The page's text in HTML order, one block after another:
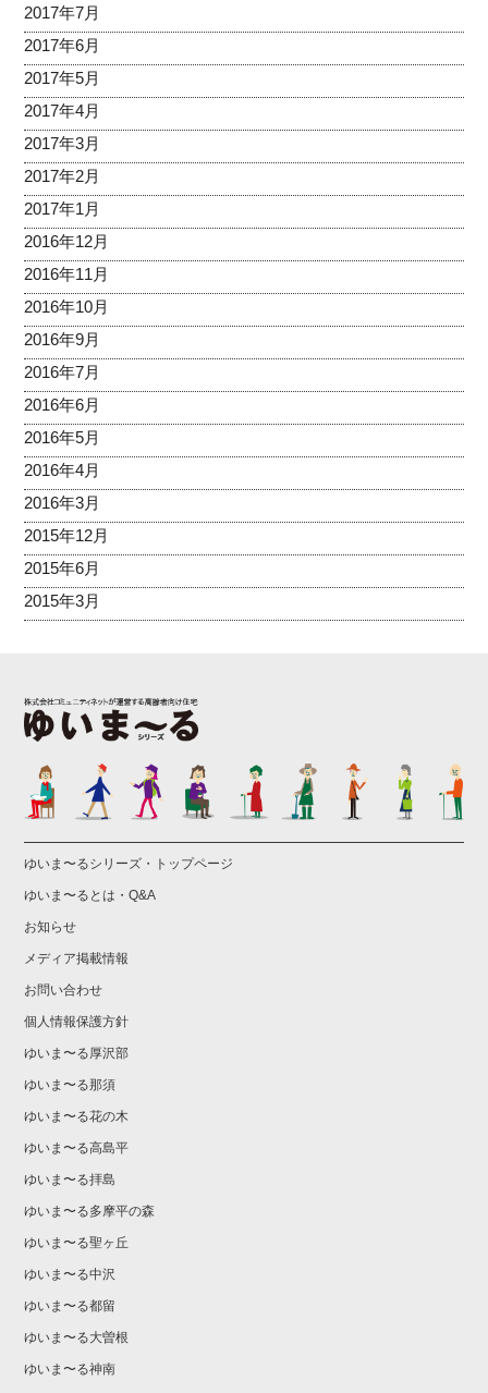
2017年7月
2017年6月
2017年5月
2017年4月
2017年3月
2017年2月
2017年1月
2016年12月
2016年11月
2016年10月
2016年9月
2016年7月
2016年6月
2016年5月
2016年4月
2016年3月
2015年12月
2015年6月
2015年3月
ゆいま〜るシリーズ・トップページ
ゆいま〜るとは・Q&A
お知らせ
メディア掲載情報
お問い合わせ
個人情報保護方針
ゆいま〜る厚沢部
ゆいま〜る那須
ゆいま〜る花の木
ゆいま〜る高島平
ゆいま〜る拝島
ゆいま〜る多摩平の森
ゆいま〜る聖ヶ丘
ゆいま〜る中沢
ゆいま〜る都留
ゆいま〜る大曽根
ゆいま〜る神南